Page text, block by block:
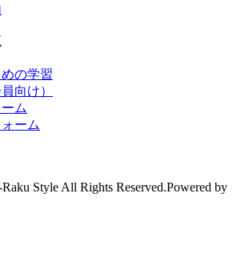
の学習
向け）
ム
ーム
Style All Rights Reserved.Powered by